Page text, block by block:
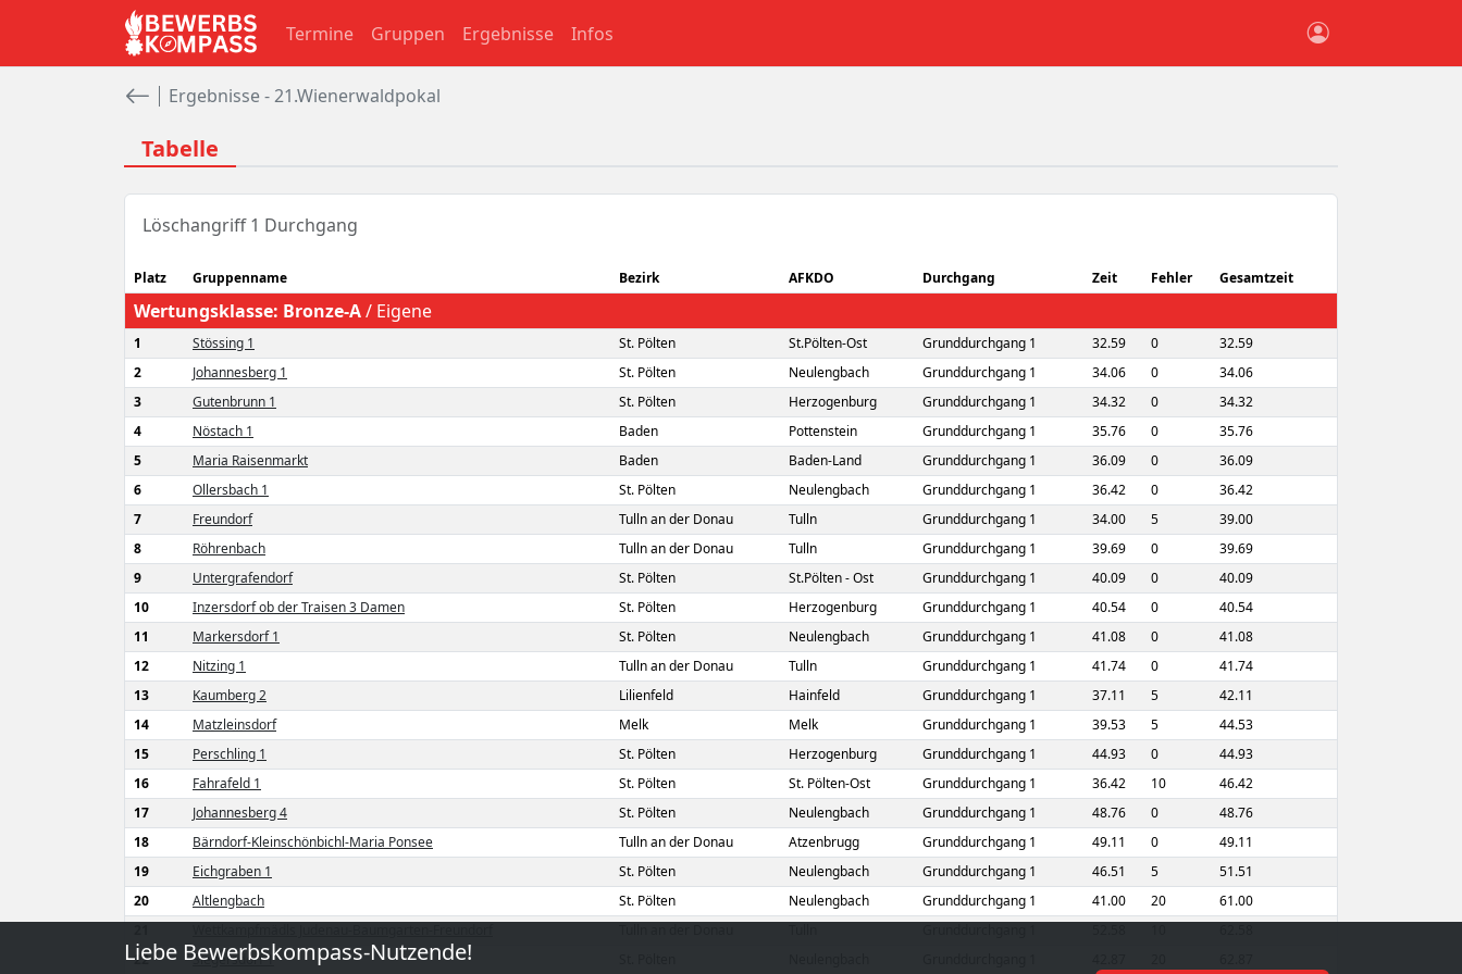
Termine Gruppen Ergebnisse Infos
Ergebnisse - 21.Wienerwaldpokal
Tabelle
Löschangriff 1 Durchgang
Platz Gruppenname Bezirk AFKDO Durchgang Zeit Fehler Gesamtzeit
Wertungsklasse: Bronze-A/ Eigene
1 Stössing 1 St. Pölten St.Pölten-Ost Grunddurchgang 1 32.59 0
32.59
2
Johannesberg 1 St. Pölten Neulengbach Grunddurchgang 1 34.06 0
34.06
3
Gutenbrunn 1 St. Pölten Herzogenburg Grunddurchgang 1 34.32 0
34.32
4
Nöstach 1 Baden Pottenstein Grunddurchgang 1 35.76 0
35.76
5
Maria Raisenmarkt Baden Baden-Land Grunddurchgang 1 36.09 0
36.09
6
Ollersbach 1 St. Pölten Neulengbach Grunddurchgang 1 36.42 0
36.42
7
Freundorf Tulln an der Donau Tulln Grunddurchgang 1 34.00 5
39.00
8
Röhrenbach Tulln an der Donau Tulln Grunddurchgang 1 39.69 0
39.69
9
Untergrafendorf St. Pölten St.Pölten - Ost Grunddurchgang 1 40.09 0
40.09
10
Inzersdorf ob der Traisen 3 Damen St. Pölten Herzogenburg Grunddurchgang 1 40.54 0
40.54
11
Markersdorf 1 St. Pölten Neulengbach Grunddurchgang 1 41.08 0
41.08
12
Nitzing 1 Tulln an der Donau Tulln Grunddurchgang 1 41.74 0
41.74
13
Kaumberg 2 Lilienfeld Hainfeld Grunddurchgang 1 37.11 5
42.11
14
Matzleinsdorf Melk Melk Grunddurchgang 1 39.53 5
44.53
15
Perschling 1 St. Pölten Herzogenburg Grunddurchgang 1 44.93 0
44.93
16
Fahrafeld 1 St. Pölten St. Pölten-Ost Grunddurchgang 1 36.42 10
46.42
17
Johannesberg 4 St. Pölten Neulengbach Grunddurchgang 1 48.76 0
48.76
18
Bärndorf-Kleinschönbichl-Maria Ponsee Tulln an der Donau Atzenbrugg Grunddurchgang 1 49.11 0
49.11
19
Eichgraben 1 St. Pölten Neulengbach Grunddurchgang 1 46.51 5
51.51
20
Altlengbach St. Pölten Neulengbach Grunddurchgang 1 41.00 20
61.00
22
Siegersdorf 1
Liebe Bewerbskompass-Nutzende!